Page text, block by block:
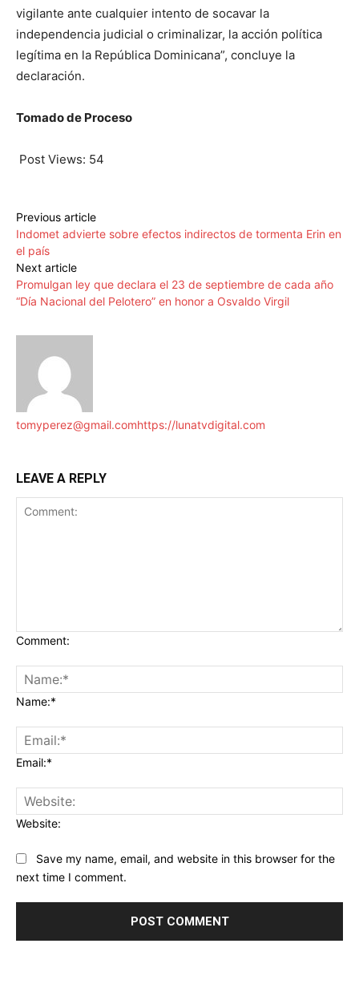
vigilante ante cualquier intento de socavar la
independencia judicial o criminalizar, la acción política
legítima en la República Dominicana”, concluye la
declaración.
Tomado de Proceso
Post Views: 54
Previous article
Indomet advierte sobre efectos indirectos de tormenta Erin en
el país
Next article
Promulgan ley que declara el 23 de septiembre de cada año
“Día Nacional del Pelotero” en honor a Osvaldo Virgil
tomyperez@gmail.comhttps://lunatvdigital.com
LEAVE A REPLY
Comment:
Name:*
Email:*
Website:
Save my name, email, and website in this browser for the
next time I comment.